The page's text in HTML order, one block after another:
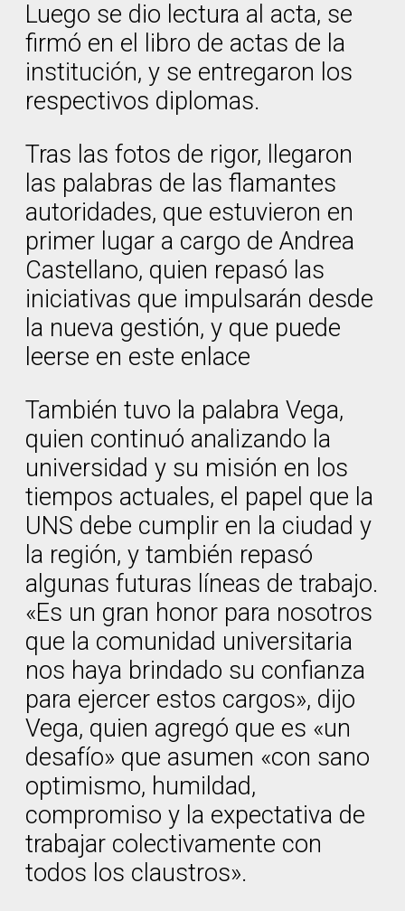
Luego se dio lectura al acta, se
firmó en el libro de actas de la
institución, y se entregaron los
respectivos diplomas.
Tras las fotos de rigor, llegaron
las palabras de las flamantes
autoridades, que estuvieron en
primer lugar a cargo de Andrea
Castellano, quien repasó las
iniciativas que impulsarán desde
la nueva gestión, y que puede
leerse en este enlace
También tuvo la palabra Vega,
quien continuó analizando la
universidad y su misión en los
tiempos actuales, el papel que la
UNS debe cumplir en la ciudad y
la región, y también repasó
algunas futuras líneas de trabajo.
«Es un gran honor para nosotros
que la comunidad universitaria
nos haya brindado su confianza
para ejercer estos cargos», dijo
Vega, quien agregó que es «un
desafío» que asumen «con sano
optimismo, humildad,
compromiso y la expectativa de
trabajar colectivamente con
todos los claustros».